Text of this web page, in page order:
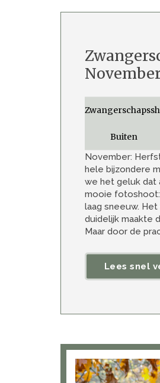
Buiten
November:
hele bijzondere
we het geluk dat
mooie
laag sneeuw.
duidelijk maakte
Maar door de
Lees snel